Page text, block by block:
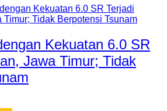
Kekuatan 6.0 SR
Jawa Timur; Tidak